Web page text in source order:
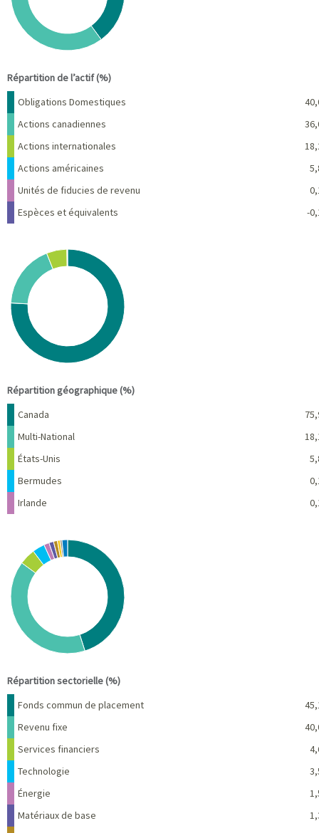
Répartition de l’actif (%)
Nom Pourcentage
Obligations Domestiques
Actions canadiennes
Actions internationales
Actions américaines
Unités de fiducies de revenu
Espèces et équivalents
-
Chart
Pie chart with 5 slices.
View as data table, Chart
Répartition géographique (%)
Nom
Pourcentage
Canada
Multi-National
États-Unis
Bermudes
Irlande
Chart
Pie chart with 10 slices.
View as data table, Chart
Répartition sectorielle (%)
Nom
Pourcentage
Fonds commun de placement
Revenu fixe
Services financiers
Technologie
Énergie
Matériaux de base